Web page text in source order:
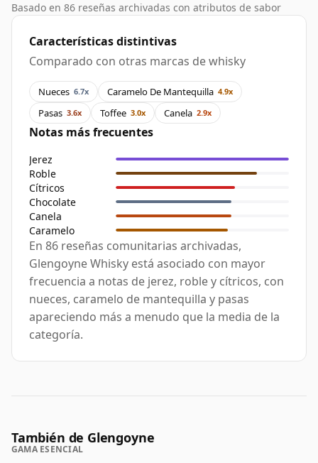
Basado en 86 reseñas archivadas con atributos de sabor
Características distintivas
Comparado con otras marcas de whisky
Nueces 6.7x Caramelo De Mantequilla 4.9x
Pasas 3.6x Toffee 3.0x Canela 2.9x
Notas más frecuentes
Jerez
Roble
Cítricos
Chocolate
Canela
Caramelo
En 86 reseñas comunitarias archivadas,
Glengoyne Whisky está asociado con mayor
frecuencia a notas de jerez, roble y cítricos, con
nueces, caramelo de mantequilla y pasas
apareciendo más a menudo que la media de la
categoría.
También de Glengoyne
GAMA ESENCIAL